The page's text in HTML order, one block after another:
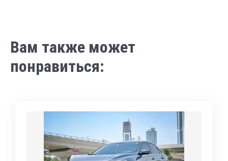
Вам также может
понравиться: